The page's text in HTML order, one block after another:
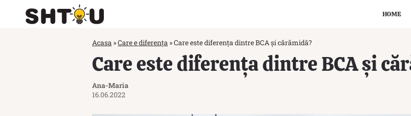
HOME
Acasa »Care e diferența »Care este diferența dintre BCA și cărămidă?
Care este diferența dintre BCA și
Ana-Maria
16.06.2022